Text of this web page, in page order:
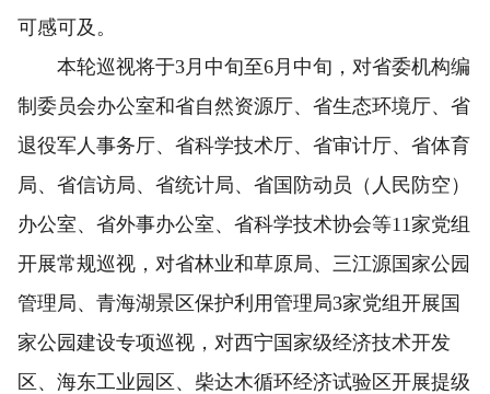
可感可及。
本轮巡视将于3月中旬至6月中旬，对省委机构编
制委员会办公室和省自然资源厅、省生态环境厅、省
退役军人事务厅、省科学技术厅、省审计厅、省体育
局、省信访局、省统计局、省国防动员（人民防空）
办公室、省外事办公室、省科学技术协会等11家党组
开展常规巡视，对省林业和草原局、三江源国家公园
管理局、青海湖景区保护利用管理局3家党组开展国
家公园建设专项巡视，对西宁国家级经济技术开发
区、海东工业园区、柴达木循环经济试验区开展提级